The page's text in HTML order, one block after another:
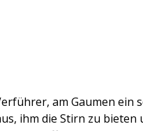
am Gaumen
ihm die Stirn zu